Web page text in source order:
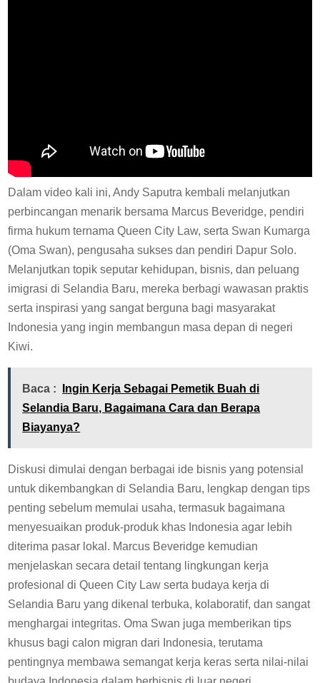
Dalam video kali ini, Andy Saputra kembali melanjutkan
perbincangan menarik bersama Marcus Beveridge, pendiri
firma hukum ternama Queen City Law, serta Swan Kumarga
(Oma Swan), pengusaha sukses dan pendiri Dapur Solo.
Melanjutkan topik seputar kehidupan, bisnis, dan peluang
imigrasi di Selandia Baru, mereka berbagi wawasan praktis
serta inspirasi yang sangat berguna bagi masyarakat
Indonesia yang ingin membangun masa depan di negeri
Kiwi.
Baca :
Ingin Kerja Sebagai Pemetik Buah di
Selandia Baru, Bagaimana Cara dan Berapa
Biayanya?
Diskusi dimulai dengan berbagai ide bisnis yang potensial
untuk dikembangkan di Selandia Baru, lengkap dengan tips
penting sebelum memulai usaha, termasuk bagaimana
menyesuaikan produk-produk khas Indonesia agar lebih
diterima pasar lokal. Marcus Beveridge kemudian
menjelaskan secara detail tentang lingkungan kerja
profesional di Queen City Law serta budaya kerja di
Selandia Baru yang dikenal terbuka, kolaboratif, dan sangat
menghargai integritas. Oma Swan juga memberikan tips
khusus bagi calon migran dari Indonesia, terutama
pentingnya membawa semangat kerja keras serta nilai-nilai